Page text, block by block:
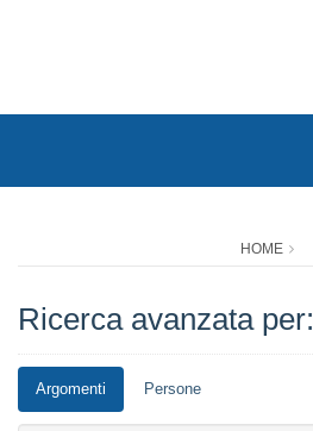
HOME
Ricerca avanzata per:
Argomenti Persone